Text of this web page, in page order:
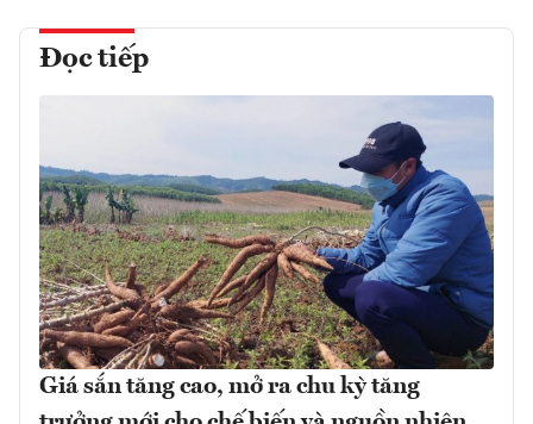
Đọc tiếp
Giá sắn tăng cao, mở ra chu kỳ tăng